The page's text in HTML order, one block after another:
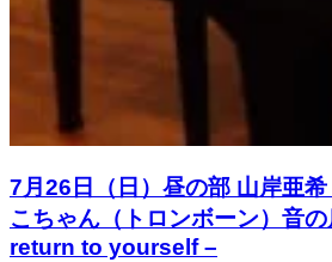
7月26日（日）昼の部 山岸亜
こちゃん（トロンボーン）音
return to yourself –